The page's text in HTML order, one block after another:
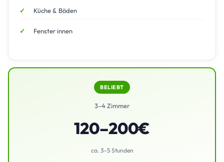
Küche & Böden
Fenster innen
BELIEBT
3–4 Zimmer
120–200€
ca. 3–5 Stunden